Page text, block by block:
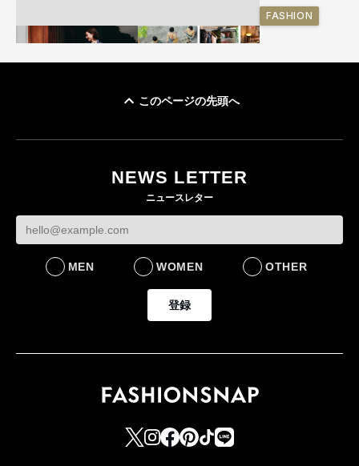
ケットなど7型を発売
FASHION
をラインナップ
LIFESTYLE
FASHION
このページの先頭へ
NEWS LETTER
ニュースレター
MEN WOMEN OTHER
登録